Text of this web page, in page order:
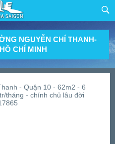
NGUYỄN CHÍ THANH-
CHÍ MINH